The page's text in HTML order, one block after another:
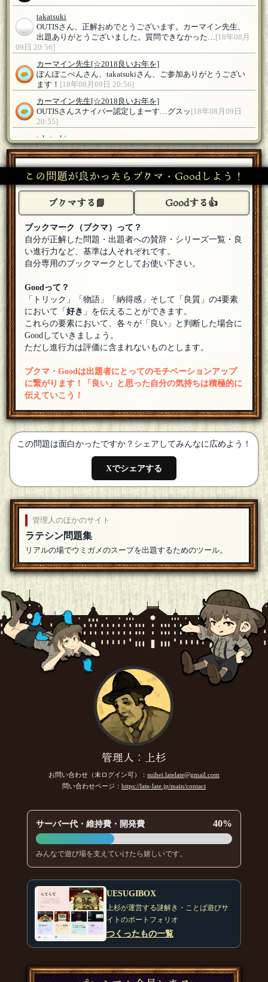
takatsuki
OUTISさん、正解おめでとうございます。カーマイン先生、
出題ありがとうございました。質問できなかった… [18年08月
09日 20:56]
カーマイン先生 [☆2018良いお年を]
ぽんぽこぺんさん、takatsukiさん、ご参加ありがとうござい
ます！ [18年08月09日 20:56]
カーマイン先生 [☆2018良いお年を]
OUTISさんスナイパー認定しまーす…グスッ [18年08月09日
20:55]
takatsuki
参加します[18年08月09日 20:54]
ぽんぽこぺん
さんかします〜[18年08月09日 20:39]
OUTIS
参加させてもらうヨ[18年08月09日 20:35]
この問題が良かったらブクマ・Goodしよう！
ブクマする📘 Goodする👍
ブックマーク（ブクマ）って？
自分が正解した問題・出題者への賛辞・シリーズ一覧・良
い進行力など、基準は人それぞれです。
自分専用のブックマークとしてお使い下さい。
Goodって？
「トリック」「物語」「納得感」そして「良質」の4要素
において「好き 」を伝えることができます。
これらの要素において、各々が「良い」と判断した場合に
Goodしていきましょう。
ただし進行力は評価に含まれないものとします。
ブクマ・Goodは出題者にとってのモチベーションアップ
に繋がります！「良い」と思った自分の気持ちは積極的に
伝えていこう！
この問題は面白かったですか？シェアしてみんなに広めよう！
Xでシェアする
管理人のほかのサイト
ラテシン問題集
リアルの場でウミガメのスープを出題するためのツール。
管理人：上杉
お問い合わせ（未ログイン可）： suihei.latelate@gmail.com
問い合わせページ： https://late-late.jp/main/contact
サーバー代・維持費・開発費 40%
みんなで遊び場を支えていけたら嬉しいです。
UESUGIBOX
上杉が運営する謎解き・ことば遊びサ
イトのポートフォリオ
つくったもの一覧